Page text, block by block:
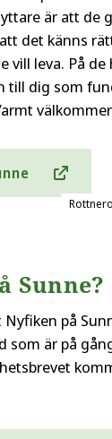
är att de
det känns
vill leva. På
till dig som
Sunne?
Nyfiken på
som är på